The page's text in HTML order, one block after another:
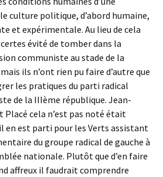
culture politique, d’abord humaine,
et expérimentale. Au lieu de cela
évité de tomber dans la
communiste au stade de la
ils n’ont rien pu faire d’autre que
les pratiques du parti radical
de la IIIème république. Jean-
Placé cela n’est pas noté était
en est parti pour les Verts assistant
du groupe radical de gauche à
nationale. Plutôt que d’en faire
affreux il faudrait comprendre